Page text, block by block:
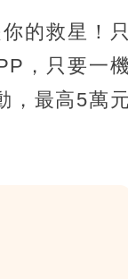
的救星！只
，只要一機
，最高5萬元